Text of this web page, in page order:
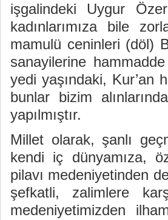
işgalindeki Uygur
kadınlarımıza bile
mamulü ceninleri (döl)
sanayilerine
yedi yaşındaki, Kur’an
bunlar bizim
yapılmıştır.
Millet olarak, şanlı
kendi iç dünyamıza,
pilavı medeniyetinden
şefkatli, zalimlere
medeniyetimizden